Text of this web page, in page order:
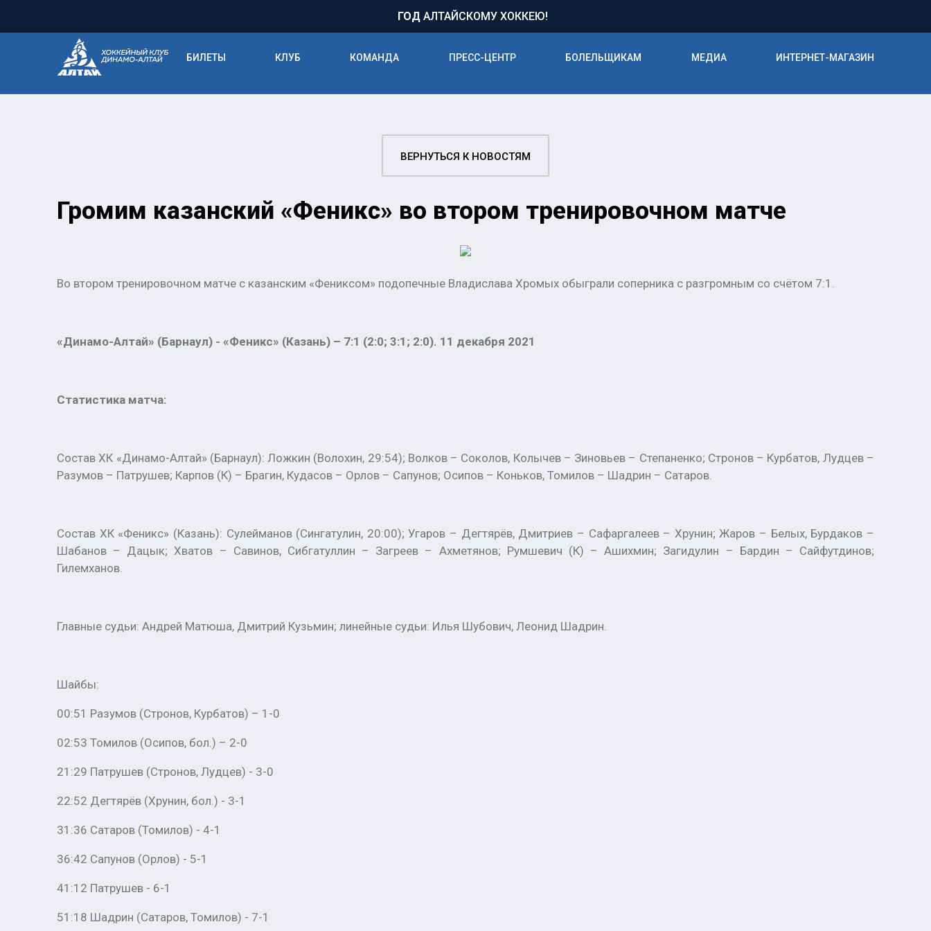
ГОДАЛТАЙСКОМУ ХОККЕЮ!
БИЛЕТЫ КЛУБ КОМАНДА ПРЕСС-ЦЕНТР БОЛЕЛЬЩИКАМ МЕДИА ИНТЕРНЕТ-МАГАЗИН
ВЕРНУТЬСЯ К НОВОСТЯМ
Громим казанский «Феникс» во втором тренировочном матче
Во втором тренировочном матче с казанским «Фениксом» подопечные Владислава Хромых обыграли соперника с разгромным со счётом 7:1.
«Динамо-Алтай» (Барнаул) - «Феникс» (Казань) – 7:1 (2:0; 3:1; 2:0). 11 декабря 2021
Статистика матча:
Состав ХК «Динамо-Алтай» (Барнаул): Ложкин (Волохин, 29:54); Волков – Соколов, Колычев – Зиновьев – Степаненко; Стронов – Курбатов, Лудцев –
Разумов – Патрушев; Карпов (К) – Брагин, Кудасов – Орлов – Сапунов; Осипов – Коньков, Томилов – Шадрин – Сатаров.
Состав ХК «Феникс» (Казань): Сулейманов (Сингатулин, 20:00); Угаров – Дегтярёв, Дмитриев – Сафаргалеев – Хрунин; Жаров – Белых, Бурдаков –
Шабанов – Дацык; Хватов – Савинов, Сибгатуллин – Загреев – Ахметянов; Румшевич (К) – Ашихмин; Загидулин – Бардин – Сайфутдинов;
Гилемханов.
Главные судьи: Андрей Матюша, Дмитрий Кузьмин; линейные судьи: Илья Шубович, Леонид Шадрин.
Шайбы:
00:51 Разумов (Стронов, Курбатов) – 1-0
02:53 Томилов (Осипов, бол.) – 2-0
21:29 Патрушев (Стронов, Лудцев) - 3-0
22:52 Дегтярёв (Хрунин, бол.) - 3-1
31:36 Сатаров (Томилов) - 4-1
36:42 Сапунов (Орлов) - 5-1
41:12 Патрушев - 6-1
51:18 Шадрин (Сатаров, Томилов) - 7-1